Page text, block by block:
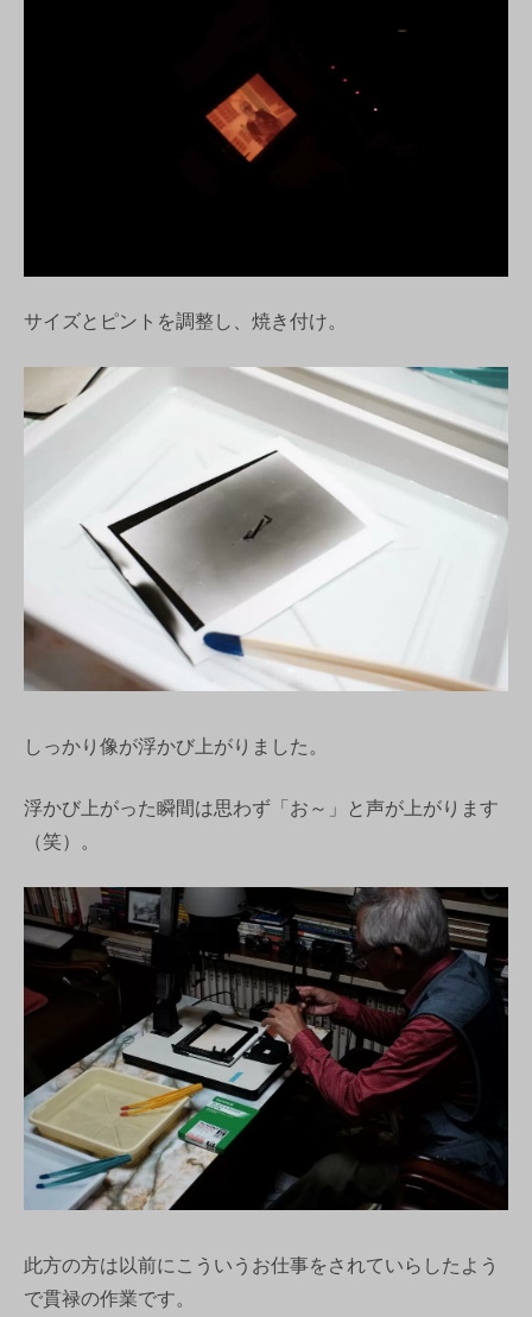
サイズとピントを調整し、焼き付け。
しっかり像が浮かび上がりました。
浮かび上がった瞬間は思わず「お～」と声が上がります
（笑）。
此方の方は以前にこういうお仕事をされていらしたよう
で貫禄の作業です。